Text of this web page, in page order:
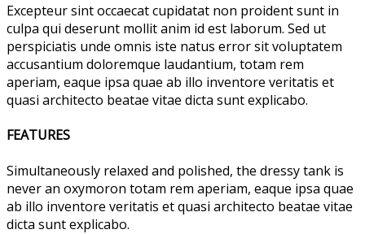
Excepteur sint occaecat cupidatat non proident sunt in
culpa qui deserunt mollit anim id est laborum. Sed ut
perspiciatis unde omnis iste natus error sit voluptatem
accusantium doloremque laudantium, totam rem
aperiam, eaque ipsa quae ab illo inventore veritatis et
quasi architecto beatae vitae dicta sunt explicabo.
FEATURES
Simultaneously relaxed and polished, the dressy tank is
never an oxymoron totam rem aperiam, eaque ipsa quae
ab illo inventore veritatis et quasi architecto beatae vitae
dicta sunt explicabo.